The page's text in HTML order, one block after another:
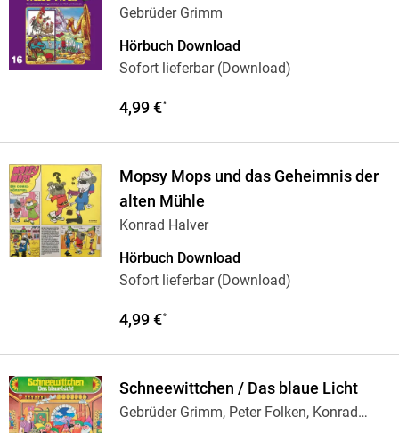
Gebrüder Grimm
Hörbuch Download
Sofort lieferbar (Download)
4,99 €*
Mopsy Mops und das Geheimnis der
alten Mühle
Konrad Halver
Hörbuch Download
Sofort lieferbar (Download)
4,99 €*
Schneewittchen / Das blaue Licht
Gebrüder Grimm, Peter Folken, Konrad